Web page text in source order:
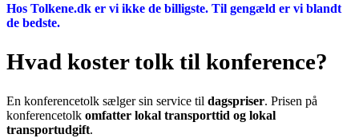
Hos Tolkene.dk er vi ikke de billigste. Til gengæld er vi blandt
de bedste.
Hvad koster tolk til konference?
En konferencetolk sælger sin service til dagspriser. Prisen på
konferencetolk omfatter lokal transporttid og lokal
transportudgift.